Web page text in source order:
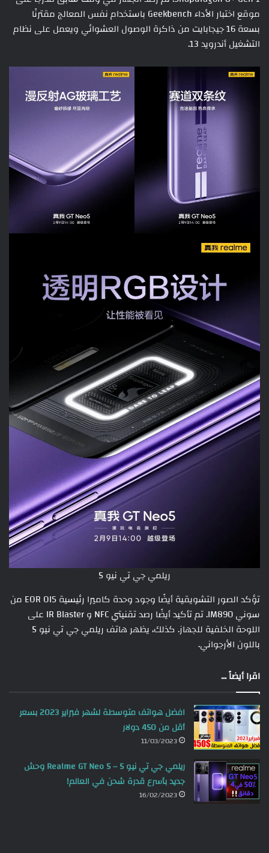
موقع اختبار الأداء Geekbench باستخدام نفس المعالج مقترنًا
بسعة 16 جيجابايت من ذاكرة الوصول العشوائي ويعمل على نظام
التشغيل أندرويد 13.
ريلمي جي تي نيو 5
تؤكد الصور التشويقية أيضًا وجود وحدة كاميرا رئيسية EOR OIS من
سوني IM890. تم تأكيد أيضًا رصد تقنيتي NFC و IR Blaster على
اللوحة الخلفية للجهاز. كذلك، يظهر هاتف ريلمي جي تي نيو 5
باللون الأرجواني.
اقرا أيضاً ...
افضل هواتف متوسطة لشهر فبراير 2023 بسعر
أقل من 450 دولار
11/03/2023
ريلمي جي تي نيو 5 – Realme GT Neo 5 وحش
جديد بأسرع قدرة شحن في العالم!
16/02/2023